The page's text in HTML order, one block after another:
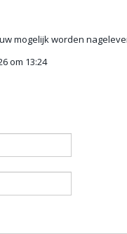
mogelijk worden
om 13:24